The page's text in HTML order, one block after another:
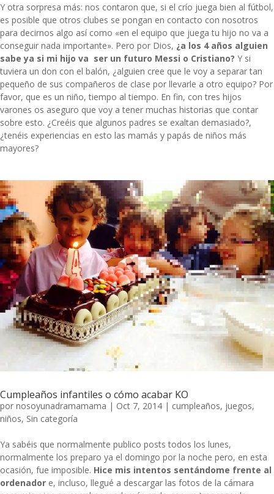
Y otra sorpresa más: nos contaron que, si el crío juega bien al fútbol,
es posible que otros clubes se pongan en contacto con nosotros
para decirnos algo así como «en el equipo que juega tu hijo no va a
conseguir nada importante». Pero por Dios, ¿a los 4 años alguien
sabe ya si mi hijo va ser un futuro Messi o Cristiano? Y si
tuviera un don con el balón, ¿alguien cree que le voy a separar tan
pequeño de sus compañeros de clase por llevarle a otro equipo? Por
favor, que es un niño, tiempo al tiempo. En fin, con tres hijos
varones os aseguro que voy a tener muchas historias que contar
sobre esto. ¿Creéis que algunos padres se exaltan demasiado?,
¿tenéis experiencias en esto las mamás y papás de niños más
mayores?
Cumpleaños infantiles o cómo acabar KO
por nosoyunadramamama | Oct 7, 2014 | cumpleaños, juegos,
niños, Sin categoría
Ya sabéis que normalmente publico posts todos los lunes,
normalmente los preparo ya el domingo por la noche pero, en esta
ocasión, fue imposible. Hice mis intentos sentándome frente al
ordenador e, incluso, llegué a descargar las fotos de la cámara